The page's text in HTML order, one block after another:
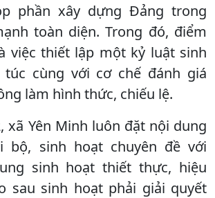
phần xây dựng Đảng trong
toàn diện. Trong đó, điểm
việc thiết lập một kỷ luật sinh
túc cùng với cơ chế đánh giá
làm hình thức, chiếu lệ.
xã Yên Minh luôn đặt nội dung
bộ, sinh hoạt chuyên đề với
sinh hoạt thiết thực, hiệu
sau sinh hoạt phải giải quyết